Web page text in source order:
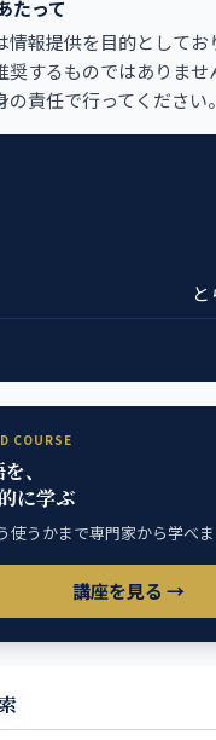
たって
情報提供を目的としてお
奨するものではありま
責任で行ってください。
COURSE
、
に学ぶ
使うかまで専門家から学べま
講座を見る →